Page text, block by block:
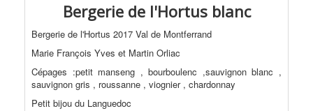
Bergerie de l'Hortus blanc
Bergerie de l'Hortus 2017 Val de Montferrand
Marie François Yves et Martin Orliac
Cépages :petit manseng , bourboulenc ,sauvignon blanc ,
sauvignon gris , roussanne , viognier , chardonnay
Petit bijou du Languedoc